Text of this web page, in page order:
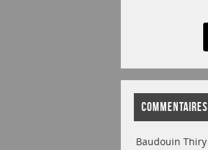
COMMENTAIRES
Baudouin Thiry